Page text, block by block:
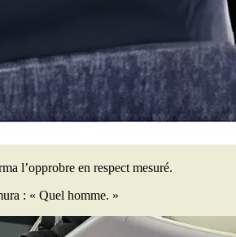
l’opprobre en respect mesuré.
: « Quel homme. »